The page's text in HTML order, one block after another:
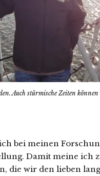
Auch stürmische Zeiten
bei meinen
Damit meine ich
die wir den lieben